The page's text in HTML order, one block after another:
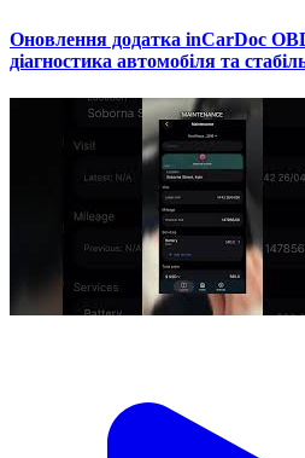
Оновлення додатка inCarDoc
діагностика автомобіля та